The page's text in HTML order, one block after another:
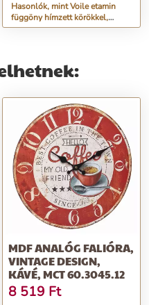
Hasonlók, mint Voile etamin
függöny hímzett körökkel,
szemes végekkel
MDF ANALÓG FALIÓRA,
VINTAGE DESIGN,
KÁVÉ, MCT 60.3045.12
8 519 Ft